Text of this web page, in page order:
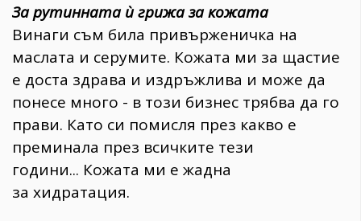
За рутинната ѝ грижа за кожата
Винаги съм била привърженичка на
маслата и серумите. Кожата ми за щастие
е доста здрава и издръжлива и може да
понесе много - в този бизнес трябва да го
прави. Като си помисля през какво е
преминала през всичките тези
години... Кожата ми е жадна
за хидратация.